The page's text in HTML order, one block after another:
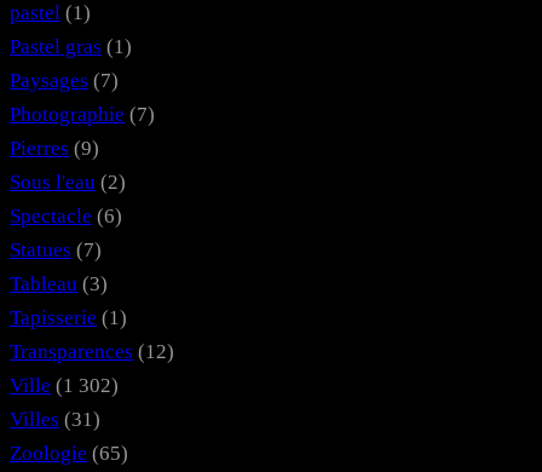
pastel (1)
Pastel gras (1)
Paysages (7)
Photographie (7)
Pierres (9)
Sous l'eau (2)
Spectacle (6)
Statues (7)
Tableau (3)
Tapisserie (1)
Transparences (12)
Ville (1 302)
Villes (31)
Zoologie (65)